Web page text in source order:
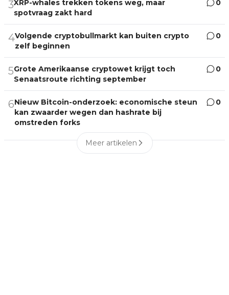
3XRP-whales trekken tokens weg, maar
spotvraag zakt hard
0
4Volgende cryptobullmarkt kan buiten crypto
zelf beginnen
0
5Grote Amerikaanse cryptowet krijgt toch
Senaatsroute richting september
0
6Nieuw Bitcoin-onderzoek: economische steun
kan zwaarder wegen dan hashrate bij
omstreden forks
0
Meer artikelen